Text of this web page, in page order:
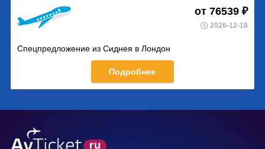
от 76539 ₽
2026-12-18
Спецпредложение из Сиднея в Лондон
Подробнее